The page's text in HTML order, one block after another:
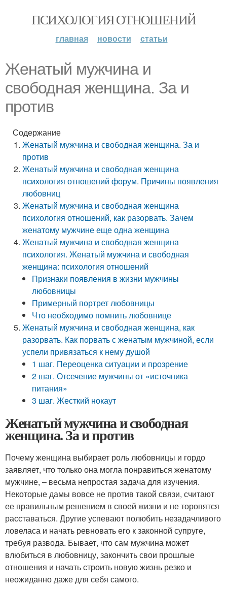
ПСИХОЛОГИЯ ОТНОШЕНИЙ
главная новости статьи
Женатый мужчина и
свободная женщина. За и
против
Содержание
Женатый мужчина и свободная женщина. За и
против
Женатый мужчина и свободная женщина
психология отношений форум. Причины появления
любовниц
Женатый мужчина и свободная женщина
психология отношений, как разорвать. Зачем
женатому мужчине еще одна женщина
Женатый мужчина и свободная женщина
психология. Женатый мужчина и свободная
женщина: психология отношений
Признаки появления в жизни мужчины
любовницы
Примерный портрет любовницы
Что необходимо помнить любовнице
Женатый мужчина и свободная женщина, как
разорвать. Как порвать с женатым мужчиной, если
успели привязаться к нему душой
1 шаг. Переоценка ситуации и прозрение
2 шаг. Отсечение мужчины от «источника
питания»
3 шаг. Жесткий нокаут
Женатый мужчина и свободная
женщина. За и против
Почему женщина выбирает роль любовницы и гордо
заявляет, что только она могла понравиться женатому
мужчине, – весьма непростая задача для изучения.
Некоторые дамы вовсе не против такой связи, считают
ее правильным решением в своей жизни и не торопятся
расставаться. Другие успевают полюбить незадачливого
ловеласа и начать ревновать его к законной супруге,
требуя развода. Бывает, что сам мужчина может
влюбиться в любовницу, закончить свои прошлые
отношения и начать строить новую жизнь резко и
неожиданно даже для себя самого.